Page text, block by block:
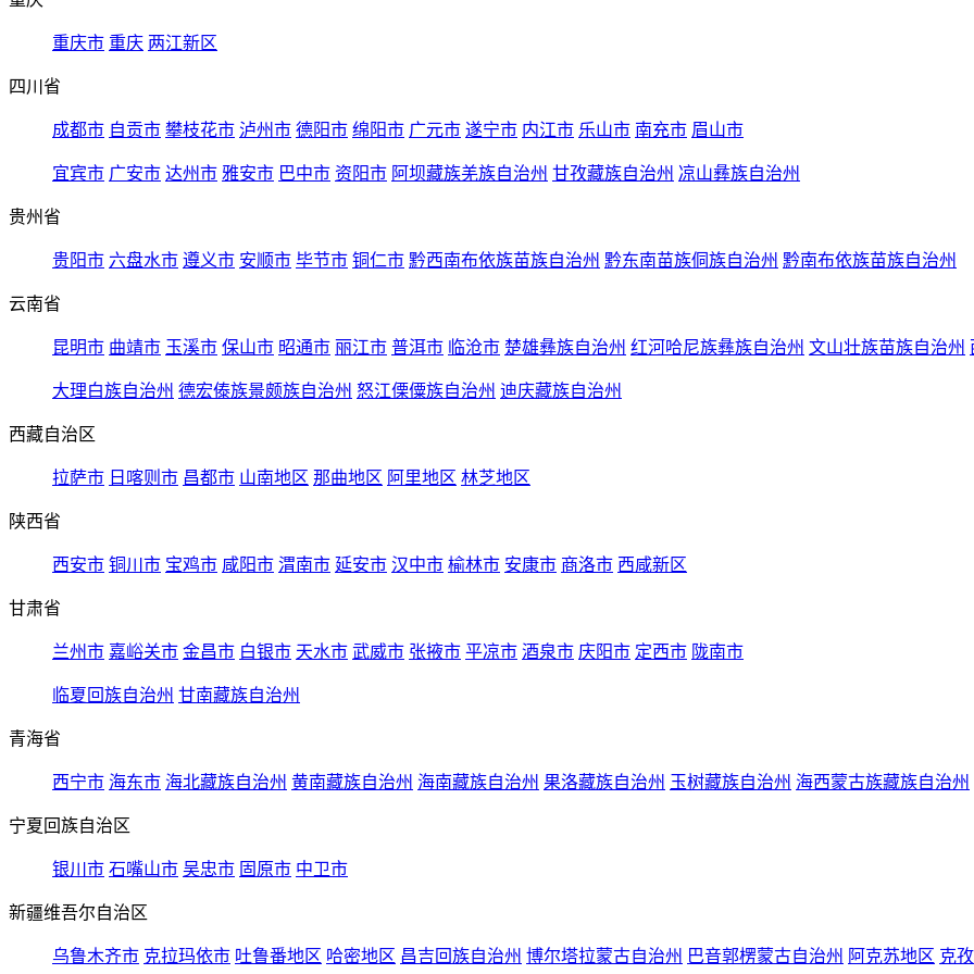
重庆市 重庆 两江新区
四川省
成都市 自贡市 攀枝花市 泸州市 德阳市 绵阳市 广元市 遂宁市 内江市 乐山市 南充市 眉山市
宜宾市 广安市 达州市 雅安市 巴中市 资阳市 阿坝藏族羌族自治州 甘孜藏族自治州 凉山彝族自治州
贵州省
贵阳市 六盘水市 遵义市 安顺市 毕节市 铜仁市 黔西南布依族苗族自治州 黔东南苗族侗族自治州 黔南布依族苗族自治州
云南省
昆明市 曲靖市 玉溪市 保山市 昭通市 丽江市 普洱市 临沧市 楚雄彝族自治州 红河哈尼族彝族自治州 文山壮族苗族自治州
大理白族自治州 德宏傣族景颇族自治州 怒江傈僳族自治州 迪庆藏族自治州
西藏自治区
拉萨市 日喀则市 昌都市 山南地区 那曲地区 阿里地区 林芝地区
陕西省
西安市 铜川市 宝鸡市 咸阳市 渭南市 延安市 汉中市 榆林市 安康市 商洛市 西咸新区
甘肃省
兰州市 嘉峪关市 金昌市 白银市 天水市 武威市 张掖市 平凉市 酒泉市 庆阳市 定西市 陇南市
临夏回族自治州 甘南藏族自治州
青海省
西宁市 海东市 海北藏族自治州 黄南藏族自治州 海南藏族自治州 果洛藏族自治州 玉树藏族自治州 海西蒙古族藏族自治州
宁夏回族自治区
银川市 石嘴山市 吴忠市 固原市 中卫市
新疆维吾尔自治区
乌鲁木齐市 克拉玛依市 吐鲁番地区 哈密地区 昌吉回族自治州 博尔塔拉蒙古自治州 巴音郭楞蒙古自治州 阿克苏地区 克